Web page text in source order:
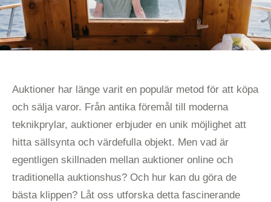
Auktioner har länge varit en populär metod för att köpa
och sälja varor. Från antika föremål till moderna
teknikprylar, auktioner erbjuder en unik möjlighet att
hitta sällsynta och värdefulla objekt. Men vad är
egentligen skillnaden mellan auktioner online och
traditionella auktionshus? Och hur kan du göra de
bästa klippen? Låt oss utforska detta fascinerande